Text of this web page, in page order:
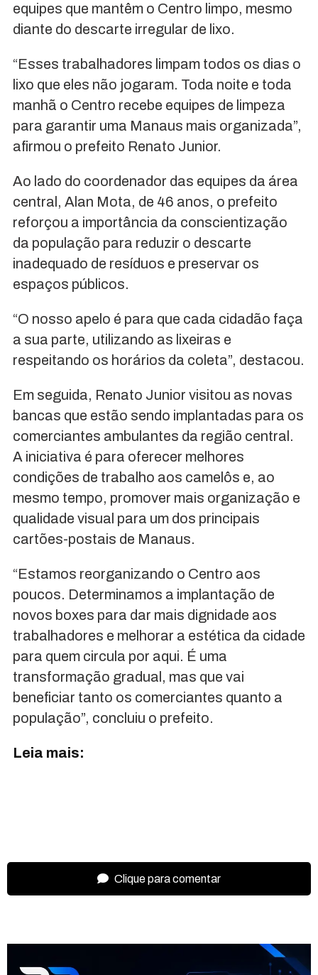
equipes que mantêm o Centro limpo, mesmo
diante do descarte irregular de lixo.
“Esses trabalhadores limpam todos os dias o
lixo que eles não jogaram. Toda noite e toda
manhã o Centro recebe equipes de limpeza
para garantir uma Manaus mais organizada”,
afirmou o prefeito Renato Junior.
Ao lado do coordenador das equipes da área
central, Alan Mota, de 46 anos, o prefeito
reforçou a importância da conscientização
da população para reduzir o descarte
inadequado de resíduos e preservar os
espaços públicos.
“O nosso apelo é para que cada cidadão faça
a sua parte, utilizando as lixeiras e
respeitando os horários da coleta”, destacou.
Em seguida, Renato Junior visitou as novas
bancas que estão sendo implantadas para os
comerciantes ambulantes da região central.
A iniciativa é para oferecer melhores
condições de trabalho aos camelôs e, ao
mesmo tempo, promover mais organização e
qualidade visual para um dos principais
cartões-postais de Manaus.
“Estamos reorganizando o Centro aos
poucos. Determinamos a implantação de
novos boxes para dar mais dignidade aos
trabalhadores e melhorar a estética da cidade
para quem circula por aqui. É uma
transformação gradual, mas que vai
beneficiar tanto os comerciantes quanto a
população”, concluiu o prefeito.
Leia mais:
Clique para comentar